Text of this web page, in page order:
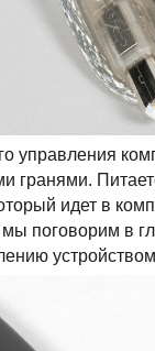
управления
гранями.
идет в
поговорим в